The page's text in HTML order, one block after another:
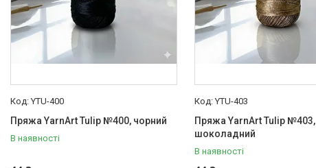
YTU-400
Пряжа YarnArt Tulip №400, чорний
В наявності
YTU-403
Пряжа YarnArt Tulip №403,
шоколадний
В наявності